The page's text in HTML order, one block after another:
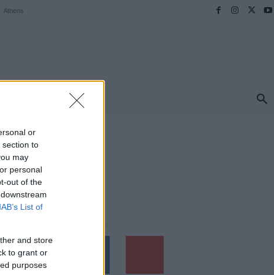
or
section to
may
personal
out of the
IAB’s List of
and store
to grant or
purposes
Athens
Follow us